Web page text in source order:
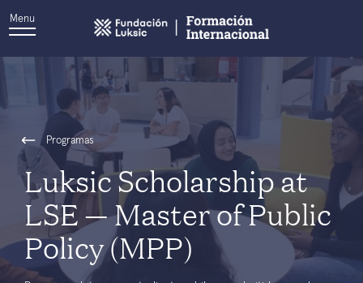
Menu
Programas
Luksic Scholarship at
LSE — Master of Public
Policy (MPP)